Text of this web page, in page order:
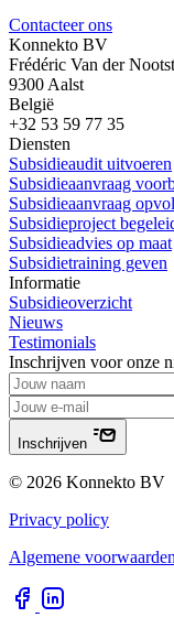
Contacteer ons
Konnekto BV
Frédéric Van der
9300 Aalst
België
+32 53 59 77 35
Diensten
Subsidieaudit uitvoeren
Subsidieaanvraag
Subsidieaanvraag
Subsidieproject
Subsidieadvies op maat
Subsidietraining geven
Informatie
Subsidieoverzicht
Nieuws
Testimonials
Inschrijven voor onze
Inschrijven
© 2026 Konnekto BV
Privacy policy
Algemene voorwaarden